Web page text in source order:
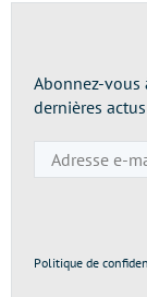
Abonnez-vous
dernières
Politique de